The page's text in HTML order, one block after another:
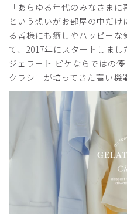
nao様
購入確認済み
年齢: 40代 身長: 156-
サイズ感
小さめ
ストレッチ感 よく伸びる
厚さとても薄い
ジェラピケコラボ
スクラブの上から着用して
良いです。形はおしりの下
しなくて良いです。色も優
S17ジェラート ピ
ョートコート/ホワイト×
「あらゆる年代のみなさまに
という想いがお部屋の中だ
る皆様にも癒しやハッピー
て、2017年にスタートしまし
ジェラート ピケならではの優
クラシコが培ってきた高い機